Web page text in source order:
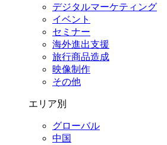
デジタルマーケティング
イベント
セミナー
海外進出支援
旅行商品造成
映像制作
その他
エリア別
グローバル
中国